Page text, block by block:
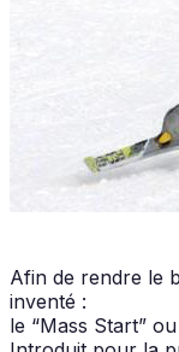
Afin de rendre le
inventé :
le “Mass Start”